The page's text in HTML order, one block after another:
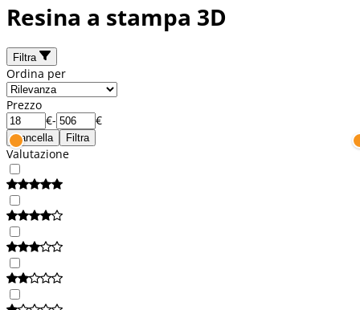
Resina a stampa 3D
Filtra
Ordina per
Prezzo
€- €
Cancella Filtra
Valutazione